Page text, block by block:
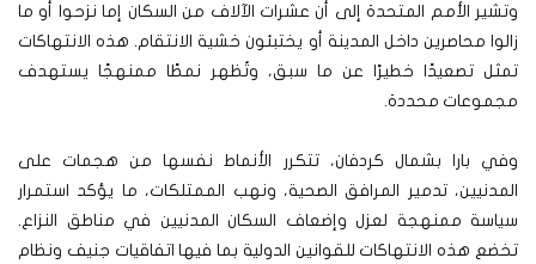
وتشير الأمم المتحدة إلى أن عشرات الآلاف من السكان إما نزحوا أو ما
زالوا محاصرين داخل المدينة أو يختبئون خشية الانتقام. هذه الانتهاكات
تمثل تصعيدًا خطيرًا عن ما سبق، وتُظهر نمطًا ممنهجًا يستهدف
مجموعات محددة.
وفي بارا بشمال كردفان، تتكرر الأنماط نفسها من هجمات على
المدنيين، تدمير المرافق الصحية، ونهب الممتلكات، ما يؤكد استمرار
سياسة ممنهجة لعزل وإضعاف السكان المدنيين في مناطق النزاع.
تخضع هذه الانتهاكات للقوانين الدولية بما فيها اتفاقيات جنيف ونظام